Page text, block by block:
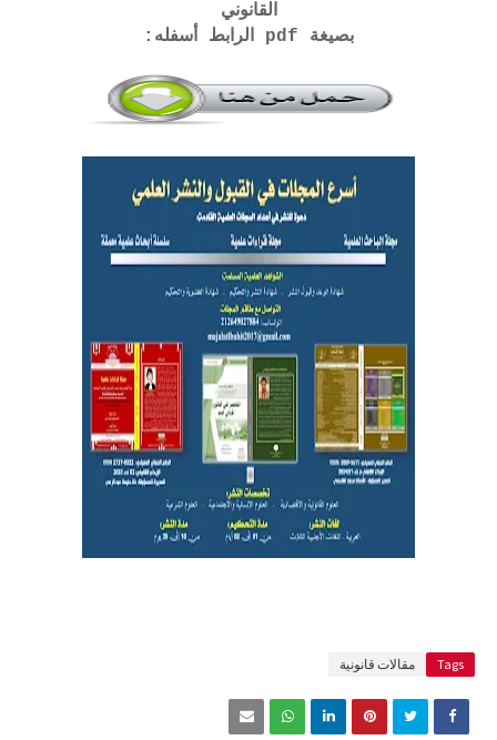
القانوني
بصيغة pdf الرابط أسفله:
Tags مقالات قانونية